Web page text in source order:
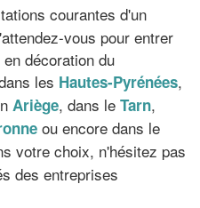
courantes d'un
vous pour entrer
décoration du
les Hautes-Pyrénées,
Ariège, dans le Tarn,
ou encore dans le
votre choix, n'hésitez pas
des entreprises